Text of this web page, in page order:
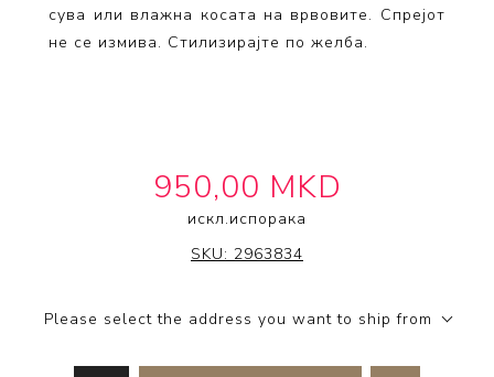
сува или влажна косата на врвовите. Спрејот
не се измива. Стилизирајте по желба.
950,00 MKD
искл.испорака
INDOLA
SKU: 2963834
Please select the address you want to ship from